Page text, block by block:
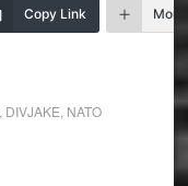
Copy Link More
DIVJAKE NATO